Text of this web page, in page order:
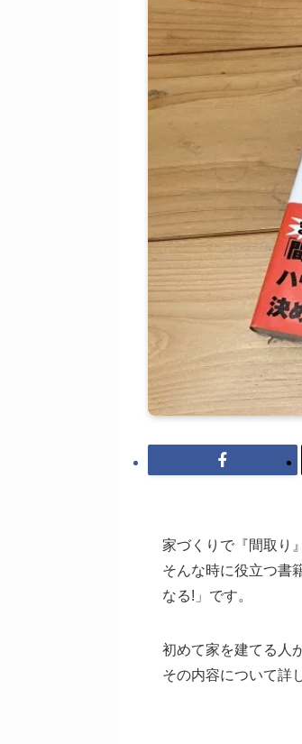
家づくりで『間取り
そんな時に役立つ書
なる!」です。
初めて家を建てる人
その内容について詳